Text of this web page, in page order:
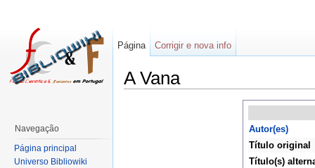
A Vana
Autor(es)
Título original
Título(s)
Página Corrigir e nova info
Navegação
Página principal
Universo Bibliowiki